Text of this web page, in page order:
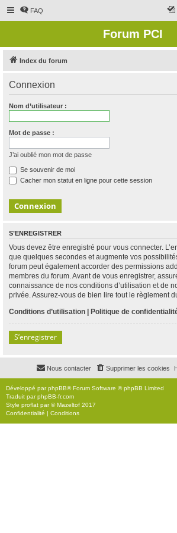
FAQ
Forum PCI
Index du forum
Connexion
Nom d’utilisateur :
Mot de passe :
J’ai oublié mon mot de passe
Se souvenir de moi
Cacher mon statut en ligne pour cette session
S’ENREGISTRER
Vous devez être enregistré pour vous connecter.
que quelques secondes et augmente vos
forum peut également accorder des permissions
membres du forum. Avant de vous enregistrer,
connaissance de nos conditions d’utilisation et de
privée. Assurez-vous de bien lire tout le règlement
Conditions d’utilisation | Politique de
S’enregistrer
Supprimer les cookies
Nous contacter
Développé parphpBB® Forum Software © phpBB Limited
Traduit parphpBB-fr.com
Style proflat par ©Mazeltof 2017
Confidentialité | Conditions